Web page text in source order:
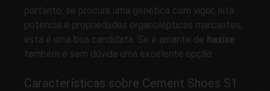
portanto, se procura uma genética com vigor, alta
potência e propriedades organolépticas marcantes,
esta é uma boa candidata. Se é amante de haxixe
também é sem dúvida uma excelente opção.
Características sobre Cement Shoes S1